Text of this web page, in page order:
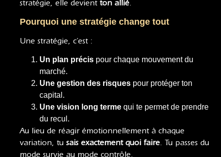
stratégie, elle devient ton allié.
Pourquoi une stratégie change tout
Une stratégie, c’est :
Un plan précis pour chaque mouvement du
marché.
Une gestion des risques pour protéger ton
capital.
Une vision long terme qui te permet de prendre
du recul.
Au lieu de réagir émotionnellement à chaque
variation, tu sais exactement quoi faire. Tu passes du
mode survie au mode contrôle.